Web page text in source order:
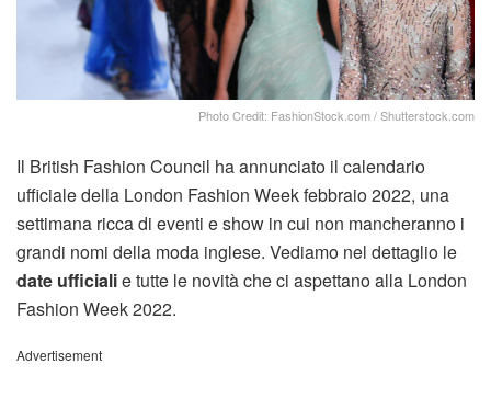
Photo Credit: FashionStock.com / Shutterstock.com
Il British Fashion Council ha annunciato il calendario
ufficiale della London Fashion Week febbraio 2022, una
settimana ricca di eventi e show in cui non mancheranno i
grandi nomi della moda inglese. Vediamo nel dettaglio le
date ufficialie tutte le novità che ci aspettano alla London
Fashion Week 2022.
Advertisement